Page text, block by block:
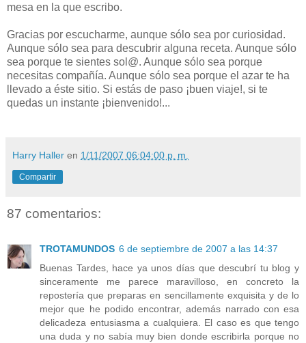
mesa en la que escribo.
Gracias por escucharme, aunque sólo sea por curiosidad.
Aunque sólo sea para descubrir alguna receta. Aunque sólo
sea porque te sientes sol@. Aunque sólo sea porque
necesitas compañía. Aunque sólo sea porque el azar te ha
llevado a éste sitio. Si estás de paso ¡buen viaje!, si te
quedas un instante ¡bienvenido!...
Harry Haller en 1/11/2007 06:04:00 p. m.
Compartir
87 comentarios:
TROTAMUNDOS 6 de septiembre de 2007 a las 14:37
Buenas Tardes, hace ya unos días que descubrí tu blog y
sinceramente me parece maravilloso, en concreto la
repostería que preparas en sencillamente exquisita y de lo
mejor que he podido encontrar, además narrado con esa
delicadeza entusiasma a cualquiera. El caso es que tengo
una duda y no sabía muy bien donde escribirla porque no